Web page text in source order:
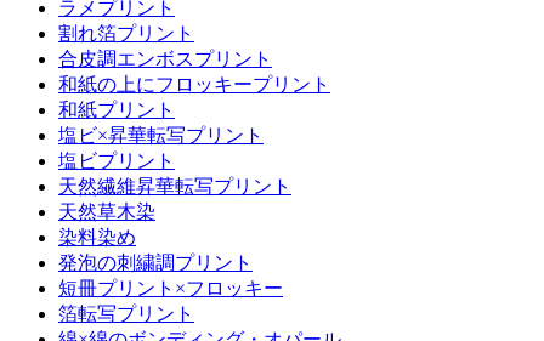
ラメプリント
割れ箔プリント
合皮調エンボスプリント
和紙の上にフロッキープリント
和紙プリント
塩ビ×昇華転写プリント
塩ビプリント
天然繊維昇華転写プリント
天然草木染
染料染め
発泡の刺繍調プリント
短冊プリント×フロッキー
箔転写プリント